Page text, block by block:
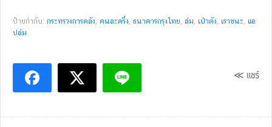
ป้ายกำกับ: กระทรวงการคลัง, คนละครึ่ง, ธนาคารกรุงไทย, ล่ม, เป๋าตัง, เราชนะ, แอ
ปล่ม
≪ แชร์